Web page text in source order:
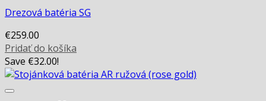
Drezová batéria SG
€259.00
Pridať do košíka
Save €32.00!